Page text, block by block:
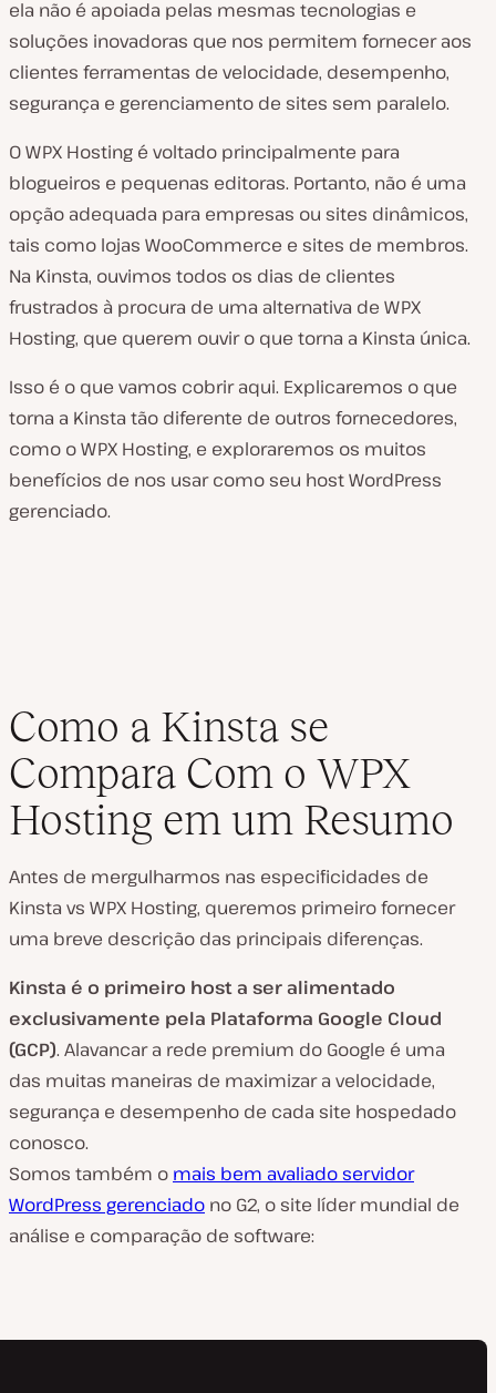
ela não é apoiada pelas mesmas tecnologias e
soluções inovadoras que nos permitem fornecer aos
clientes ferramentas de velocidade, desempenho,
segurança e gerenciamento de sites sem paralelo.
O WPX Hosting é voltado principalmente para
blogueiros e pequenas editoras. Portanto, não é uma
opção adequada para empresas ou sites dinâmicos,
tais como lojas WooCommerce e sites de membros.
Na Kinsta, ouvimos todos os dias de clientes
frustrados à procura de uma alternativa de WPX
Hosting, que querem ouvir o que torna a Kinsta única.
Isso é o que vamos cobrir aqui. Explicaremos o que
torna a Kinsta tão diferente de outros fornecedores,
como o WPX Hosting, e exploraremos os muitos
benefícios de nos usar como seu host WordPress
gerenciado.
Como a Kinsta se
Compara Com o WPX
Hosting em um Resumo
Antes de mergulharmos nas especificidades de
Kinsta vs WPX Hosting, queremos primeiro fornecer
uma breve descrição das principais diferenças.
Kinsta é o primeiro host a ser alimentado
exclusivamente pela Plataforma Google Cloud
(GCP). Alavancar a rede premium do Google é uma
das muitas maneiras de maximizar a velocidade,
segurança e desempenho de cada site hospedado
conosco.
Somos também o mais bem avaliado servidor
WordPress gerenciado no G2, o site líder mundial de
análise e comparação de software: